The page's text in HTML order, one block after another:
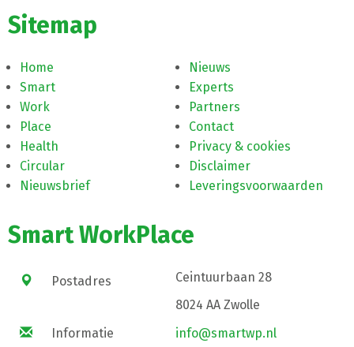
Sitemap
Home
Smart
Work
Place
Health
Circular
Nieuwsbrief
Nieuws
Experts
Partners
Contact
Privacy & cookies
Disclaimer
Leveringsvoorwaarden
Smart WorkPlace
Postadres
Ceintuurbaan 28
8024 AA Zwolle
Informatie
info@smartwp.nl